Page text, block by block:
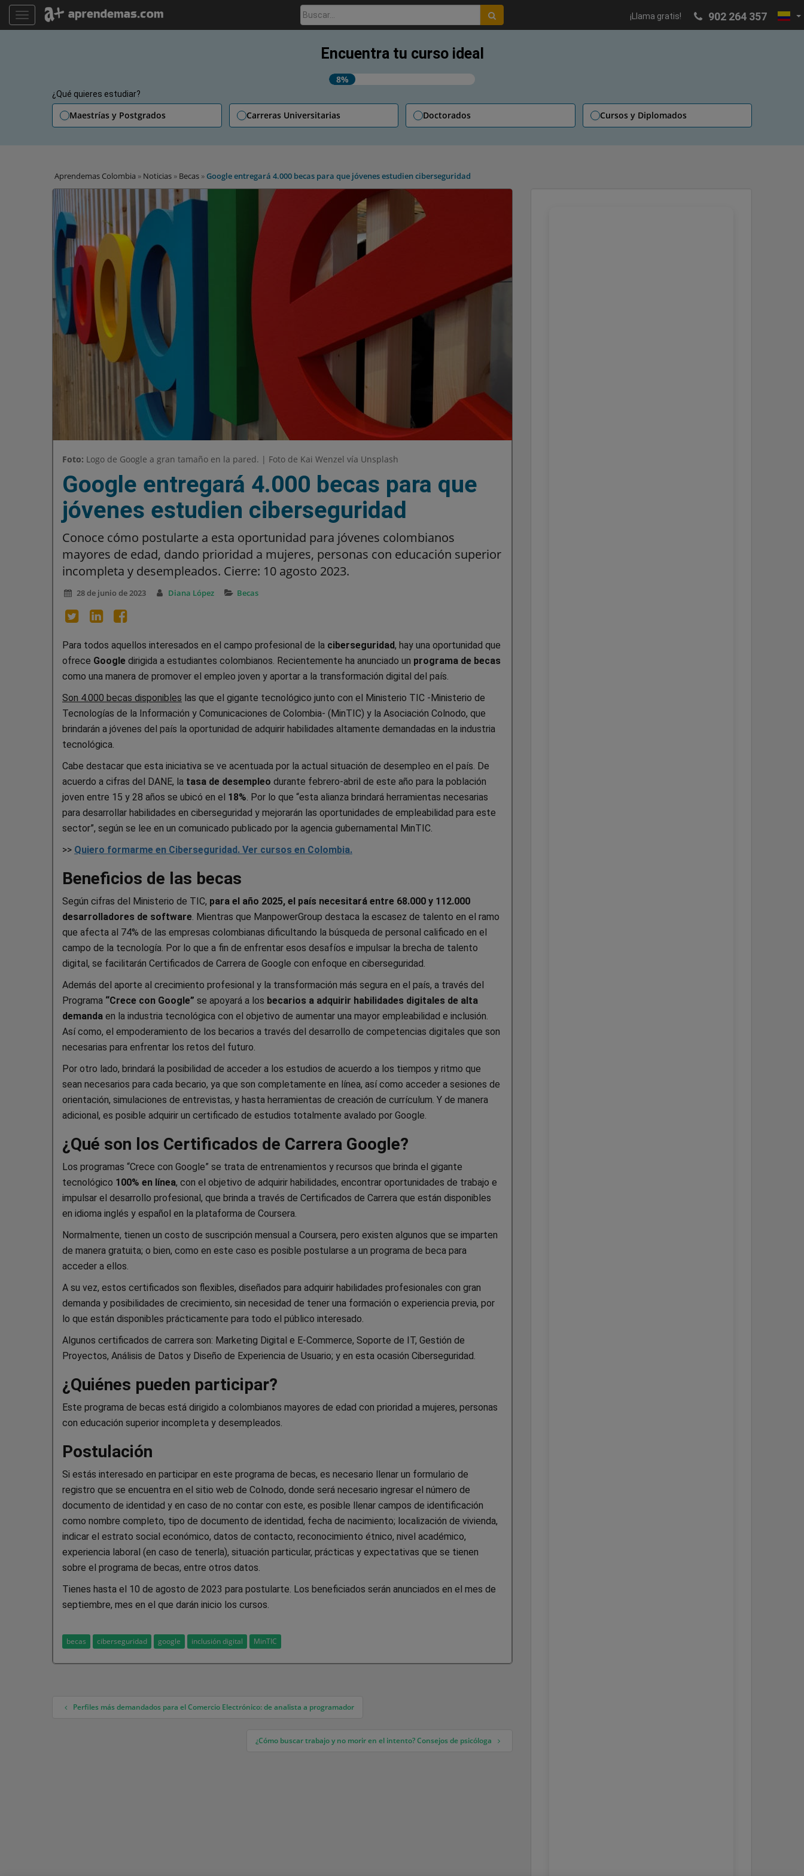
TOGGLE NAVIGATION ¡Llama gratis! 902 264 357
Buscar:
Encuentra tu curso ideal
8%
¿Qué quieres estudiar?
Maestrías y Postgrados Carreras Universitarias Doctorados Cursos y Diplomados
Aprendemas Colombia » Noticias » Becas »Google entregará 4.000 becas para que jóvenes estudien ciberseguridad
Foto: Logo de Google a gran tamaño en la pared. | Foto de Kai Wenzel vía Unsplash
Google entregará 4.000 becas para que
jóvenes estudien ciberseguridad
Conoce cómo postularte a esta oportunidad para jóvenes colombianos
mayores de edad, dando prioridad a mujeres, personas con educación superior
incompleta y desempleados. Cierre: 10 agosto 2023.
28 de junio de 2023 Diana López Becas
Para todos aquellos interesados en el campo profesional de la ciberseguridad, hay una oportunidad que
ofrece Google dirigida a estudiantes colombianos. Recientemente ha anunciado un programa de becas
como una manera de promover el empleo joven y aportar a la transformación digital del país.
Son 4.000 becas disponibles las que el gigante tecnológico junto con el Ministerio TIC -Ministerio de
Tecnologías de la Información y Comunicaciones de Colombia- (MinTIC) y la Asociación Colnodo, que
brindarán a jóvenes del país la oportunidad de adquirir habilidades altamente demandadas en la industria
tecnológica.
Cabe destacar que esta iniciativa se ve acentuada por la actual situación de desempleo en el país. De
acuerdo a cifras del DANE, la tasa de desempleo durante febrero-abril de este año para la población
joven entre 15 y 28 años se ubicó en el 18%. Por lo que “esta alianza brindará herramientas necesarias
para desarrollar habilidades en ciberseguridad y mejorarán las oportunidades de empleabilidad para este
sector”, según se lee en un comunicado publicado por la agencia gubernamental MinTIC.
>> Quiero formarme en Ciberseguridad. Ver cursos en Colombia.
Beneficios de las becas
Según cifras del Ministerio de TIC, para el año 2025, el país necesitará entre 68.000 y 112.000
desarrolladores de software. Mientras que ManpowerGroup destaca la escasez de talento en el ramo
que afecta al 74% de las empresas colombianas dificultando la búsqueda de personal calificado en el
campo de la tecnología. Por lo que a fin de enfrentar esos desafíos e impulsar la brecha de talento
digital, se facilitarán Certificados de Carrera de Google con enfoque en ciberseguridad.
Además del aporte al crecimiento profesional y la transformación más segura en el país, a través del
Programa “Crece con Google” se apoyará a los becarios a adquirir habilidades digitales de alta
demanda en la industria tecnológica con el objetivo de aumentar una mayor empleabilidad e inclusión.
Así como, el empoderamiento de los becarios a través del desarrollo de competencias digitales que son
necesarias para enfrentar los retos del futuro.
Por otro lado, brindará la posibilidad de acceder a los estudios de acuerdo a los tiempos y ritmo que
sean necesarios para cada becario, ya que son completamente en línea, así como acceder a sesiones de
orientación, simulaciones de entrevistas, y hasta herramientas de creación de currículum. Y de manera
adicional, es posible adquirir un certificado de estudios totalmente avalado por Google.
¿Qué son los Certificados de Carrera Google?
Los programas “Crece con Google” se trata de entrenamientos y recursos que brinda el gigante
tecnológico 100% en línea, con el objetivo de adquirir habilidades, encontrar oportunidades de trabajo e
impulsar el desarrollo profesional, que brinda a través de Certificados de Carrera que están disponibles
en idioma inglés y español en la plataforma de Coursera.
Normalmente, tienen un costo de suscripción mensual a Coursera, pero existen algunos que se imparten
de manera gratuita; o bien, como en este caso es posible postularse a un programa de beca para
acceder a ellos.
A su vez, estos certificados son flexibles, diseñados para adquirir habilidades profesionales con gran
demanda y posibilidades de crecimiento, sin necesidad de tener una formación o experiencia previa, por
lo que están disponibles prácticamente para todo el público interesado.
Algunos certificados de carrera son: Marketing Digital e E-Commerce, Soporte de IT, Gestión de
Proyectos, Análisis de Datos y Diseño de Experiencia de Usuario; y en esta ocasión Ciberseguridad.
¿Quiénes pueden participar?
Este programa de becas está dirigido a colombianos mayores de edad con prioridad a mujeres, personas
con educación superior incompleta y desempleados.
Postulación
Si estás interesado en participar en este programa de becas, es necesario llenar un formulario de
registro que se encuentra en el sitio web de Colnodo, donde será necesario ingresar el número de
documento de identidad y en caso de no contar con este, es posible llenar campos de identificación
como nombre completo, tipo de documento de identidad, fecha de nacimiento; localización de vivienda,
indicar el estrato social económico, datos de contacto, reconocimiento étnico, nivel académico,
experiencia laboral (en caso de tenerla), situación particular, prácticas y expectativas que se tienen
sobre el programa de becas, entre otros datos.
Tienes hasta el 10 de agosto de 2023 para postularte. Los beneficiados serán anunciados en el mes de
septiembre, mes en el que darán inicio los cursos.
becas ciberseguridad google inclusión digital MinTIC
Navegación de entradas
Perfiles más demandados para el Comercio Electrónico: de analista a programador
¿Cómo buscar trabajo y no morir en el intento? Consejos de psicóloga